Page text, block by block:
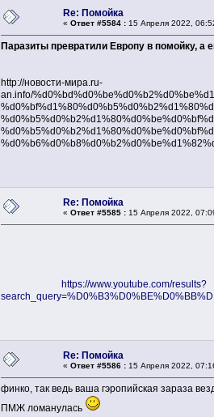
Re: Помойка
« Ответ #5584 : 15 Апреля 2022,
Паразиты превратили Европу в помойку, а
http://новости-мира.ru-
an.info/
Re: Помойка
« Ответ #5585 : 15 Апреля 2022,
https://www.youtube.com/results?
Re: Помойка
« Ответ #5586 : 15 Апреля 2022,
финко, так ведь ваша гэропийская зараза
ПМЖ ломанулась